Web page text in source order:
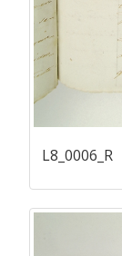
L8_0006_R